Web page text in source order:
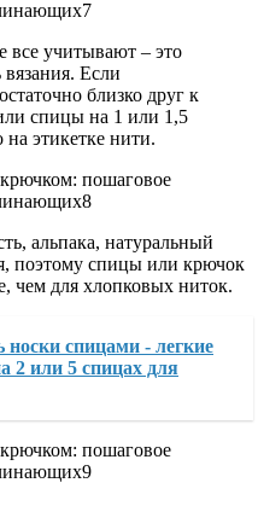
все учитывают – это
Если
близко друг к
спицы на 1 или 1,5
на этикетке нити.
альпака, натуральный
поэтому спицы или крючок
чем для хлопковых ниток.
носки спицами - легкие
2 или 5 спицах для